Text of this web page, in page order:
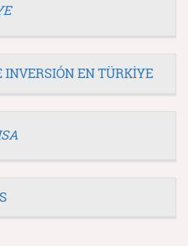
INVERSIÓN EN TÜRKİYE